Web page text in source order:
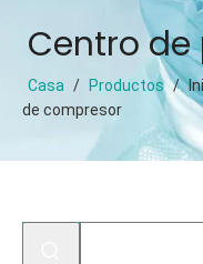
Centro
Casa / Productos /
de compresor